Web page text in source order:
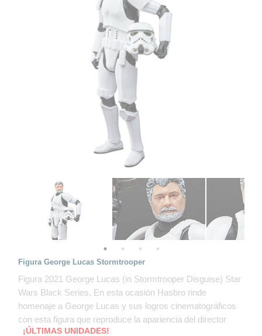
Figura George Lucas Stormtrooper
Figura 2021 George Lucas (in Stormtrooper Disguise) Star
Wars Black Series, En esta ocasión Hasbro rinde
homenaje a George Lucas y sus logros cinematográficos
con esta figura que reproduce la apariencia del director
¡ÚLTIMAS UNIDADES!